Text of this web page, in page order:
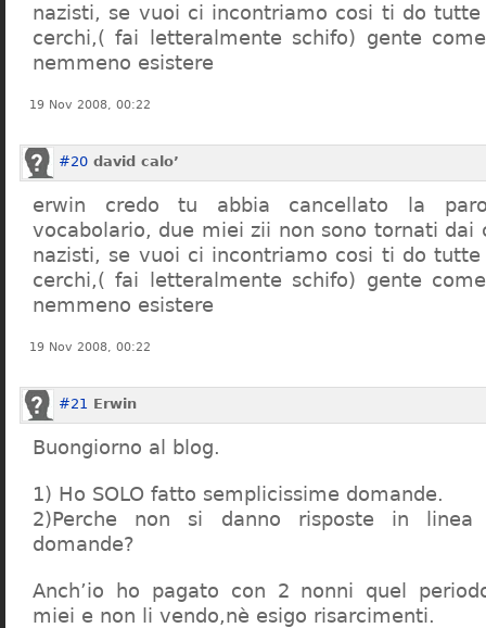
nazisti, se vuoi ci incontriamo cosi ti do tutte
cerchi,( fai letteralmente schifo) gente
nemmeno esistere
19 Nov 2008, 00:22
#20 david calo’
erwin credo tu abbia cancellato la
vocabolario, due miei zii non sono tornati dai
nazisti, se vuoi ci incontriamo cosi ti do tutte
cerchi,( fai letteralmente schifo) gente
nemmeno esistere
19 Nov 2008, 00:22
#21 Erwin
Buongiorno al blog.
1) Ho SOLO fatto semplicissime domande.
2)Perche non si danno risposte in
domande?
Anch’io ho pagato con 2 nonni quel
miei e non li vendo,nè esigo risarcimenti.